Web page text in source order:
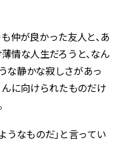
仲が良かった友人と、あ
情な人生だろうと、なん
な静かな寂しさがあっ
んに向けられたものだけ
うなものだ」と言ってい